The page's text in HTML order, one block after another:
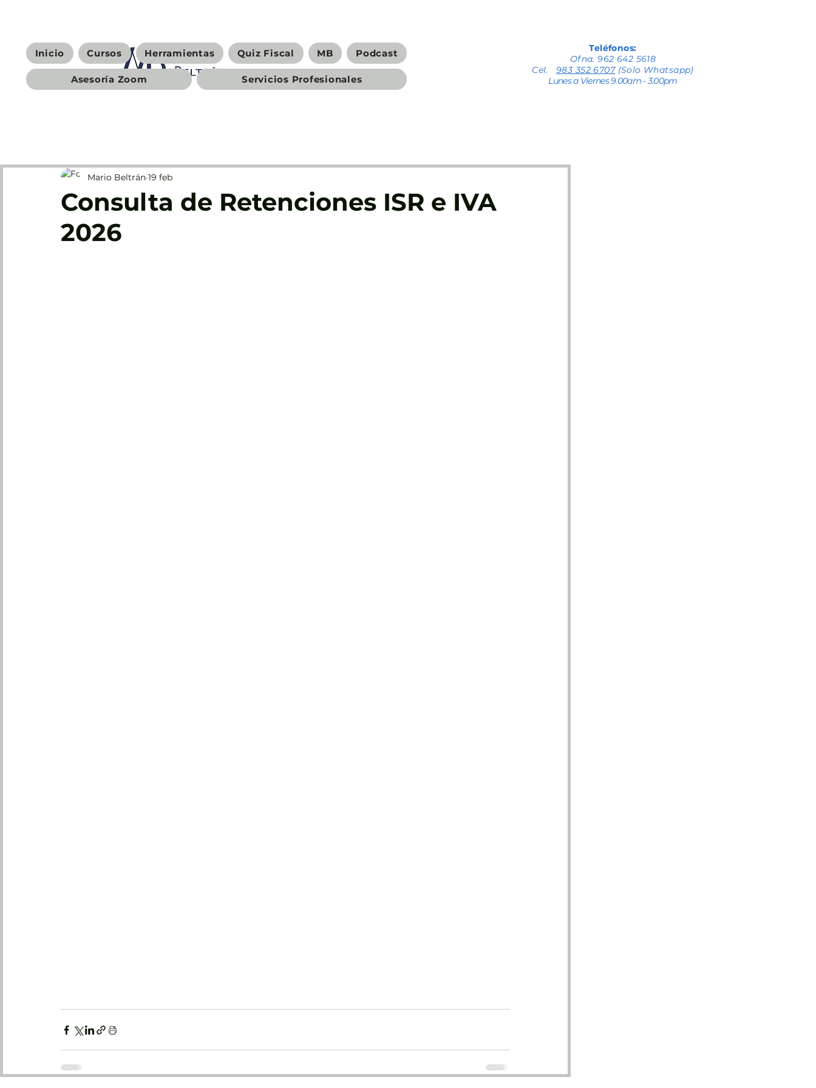
Inicio Cursos Herramientas Quiz Fiscal MB Podcast
Asesoría Zoom Servicios Profesionales
Teléfonos:
Ofna. 962 642 5618
Cel.983 352 6707(Solo Whatsapp)
Lunes a Viernes 9.00am - 3.00pm
Consulta de Retenciones ISR e IVA
2026
Mario Beltrán 19 feb